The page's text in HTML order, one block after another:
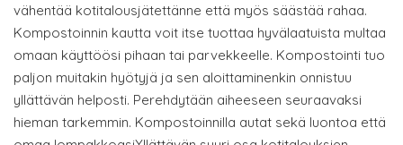
vähentää kotitalousjätettänne että myös säästää rahaa.
Kompostoinnin kautta voit itse tuottaa hyvälaatuista multaa
omaan käyttöösi pihaan tai parvekkeelle. Kompostointi tuo
paljon muitakin hyötyjä ja sen aloittaminenkin onnistuu
yllättävän helposti. Perehdytään aiheeseen seuraavaksi
hieman tarkemmin. Kompostoinnilla autat sekä luontoa että